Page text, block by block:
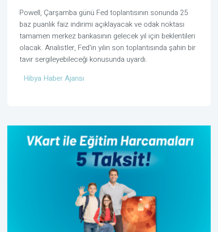
Powell, Çarşamba günü Fed toplantısının sonunda 25
baz puanlık faiz indirimi açıklayacak ve odak noktası
tamamen merkez bankasının gelecek yıl için beklentileri
olacak. Analistler, Fed'in yılın son toplantısında şahin bir
tavır sergileyebileceği konusunda uyardı.
Hibya Haber Ajansı